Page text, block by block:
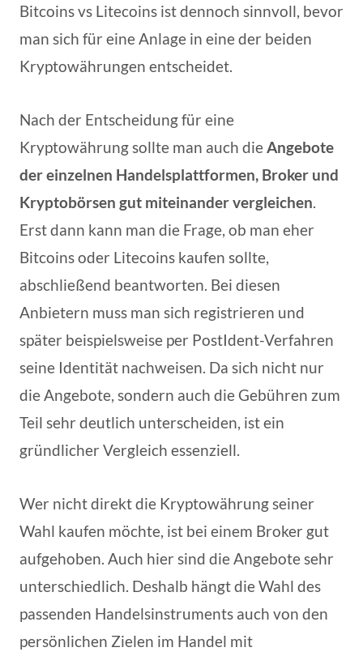
Bitcoins vs Litecoins ist dennoch sinnvoll, bevor
man sich für eine Anlage in eine der beiden
Kryptowährungen entscheidet.
Nach der Entscheidung für eine
Kryptowährung sollte man auch dieAngebote
der einzelnen Handelsplattformen, Broker und
Kryptobörsen gut miteinander vergleichen.
Erst dann kann man die Frage, ob man eher
Bitcoins oder Litecoins kaufen sollte,
abschließend beantworten. Bei diesen
Anbietern muss man sich registrieren und
später beispielsweise per PostIdent-Verfahren
seine Identität nachweisen. Da sich nicht nur
die Angebote, sondern auch die Gebühren zum
Teil sehr deutlich unterscheiden, ist ein
gründlicher Vergleich essenziell.
Wer nicht direkt die Kryptowährung seiner
Wahl kaufen möchte, ist bei einem Broker gut
aufgehoben. Auch hier sind die Angebote sehr
unterschiedlich. Deshalb hängt die Wahl des
passenden Handelsinstruments auch von den
persönlichen Zielen im Handel mit